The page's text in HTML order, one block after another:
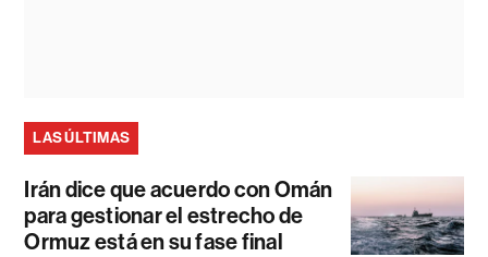
LAS ÚLTIMAS
Irán dice que acuerdo con Omán
para gestionar el estrecho de
Ormuz está en su fase final